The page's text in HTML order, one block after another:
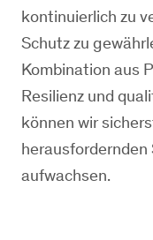
kontinuierlich zu
Schutz zu
Kombination aus
Resilienz und
können wir
aufwachsen.